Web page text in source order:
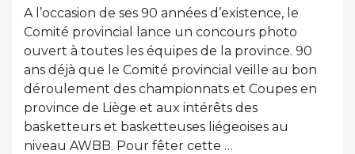
pour
Antonia
Delaere
et
le
Lynx
à
Arlington »
A l’occasion de ses 90 années d’existence, le
Comité provincial lance un concours photo
ouvert à toutes les équipes de la province. 90
ans déjà que le Comité provincial veille au bon
déroulement des championnats et Coupes en
province de Liège et aux intérêts des
basketteurs et basketteuses liégeoises au
niveau AWBB. Pour fêter cette …